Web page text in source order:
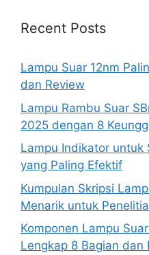
Recent Posts
Lampu Suar 12nm
dan Review
Lampu Rambu Suar
2025 dengan 8
Lampu Indikator untuk
yang Paling Efektif
Kumpulan Skripsi
Menarik untuk
Komponen Lampu
Lengkap 8 Bagian dan